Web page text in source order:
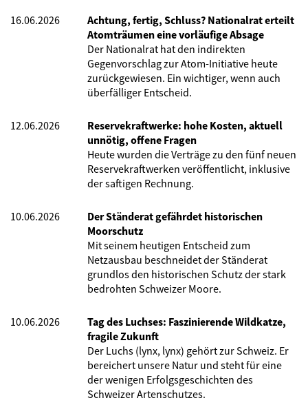
16.06.2026
Achtung, fertig, Schluss? Nationalrat erteilt
Atomträumen eine vorläufige Absage
Der Nationalrat hat den indirekten
Gegenvorschlag zur Atom-Initiative heute
zurückgewiesen. Ein wichtiger, wenn auch
überfälliger Entscheid.
12.06.2026
Reservekraftwerke: hohe Kosten, aktuell
unnötig, offene Fragen
Heute wurden die Verträge zu den fünf neuen
Reservekraftwerken veröffentlicht, inklusive
der saftigen Rechnung.
10.06.2026
Der Ständerat gefährdet historischen
Moorschutz
Mit seinem heutigen Entscheid zum
Netzausbau beschneidet der Ständerat
grundlos den historischen Schutz der stark
bedrohten Schweizer Moore.
10.06.2026
Tag des Luchses: Faszinierende Wildkatze,
fragile Zukunft
Der Luchs (lynx, lynx) gehört zur Schweiz. Er
bereichert unsere Natur und steht für eine
der wenigen Erfolgsgeschichten des
Schweizer Artenschutzes.